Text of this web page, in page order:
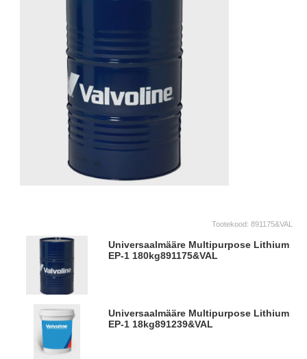
Tootekood: 891175&VAL
Universaalmääre Multipurpose Lithium
EP-1 180kg891175&VAL
Universaalmääre Multipurpose Lithium
EP-1 18kg891239&VAL